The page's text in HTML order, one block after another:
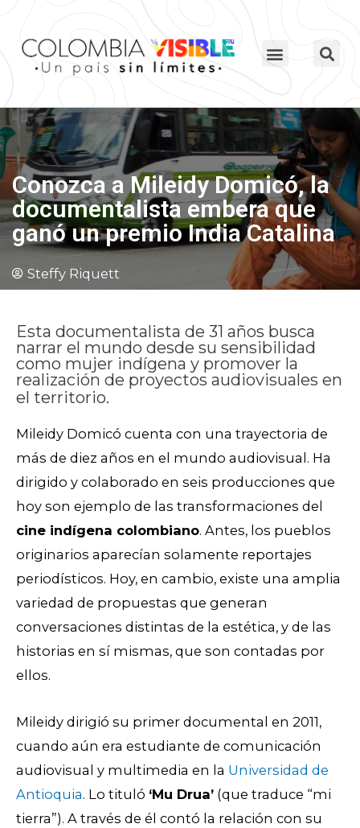
Conozca a Mileidy Domicó, la
documentalista embera que
ganó un premio India Catalina
Steffy Riquett
Esta documentalista de 31 años busca
narrar el mundo desde su sensibilidad
como mujer indígena y promover la
realización de proyectos audiovisuales en
el territorio.
Mileidy Domicó cuenta con una trayectoria de
más de diez años en el mundo audiovisual. Ha
dirigido y colaborado en seis producciones que
hoy son ejemplo de las transformaciones del
cine indígena colombiano. Antes, los pueblos
originarios aparecían solamente reportajes
periodísticos. Hoy, en cambio, existe una amplia
variedad de propuestas que generan
conversaciones distintas de la estética, y de las
historias en sí mismas, que son contadas por
ellos.
Mileidy dirigió su primer documental en 2011,
cuando aún era estudiante de comunicación
audiovisual y multimedia en la Universidad de
Antioquia. Lo tituló ‘Mu Drua’ (que traduce “mi
tierra”). A través de él contó la relación con su